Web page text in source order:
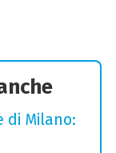
di Milano: